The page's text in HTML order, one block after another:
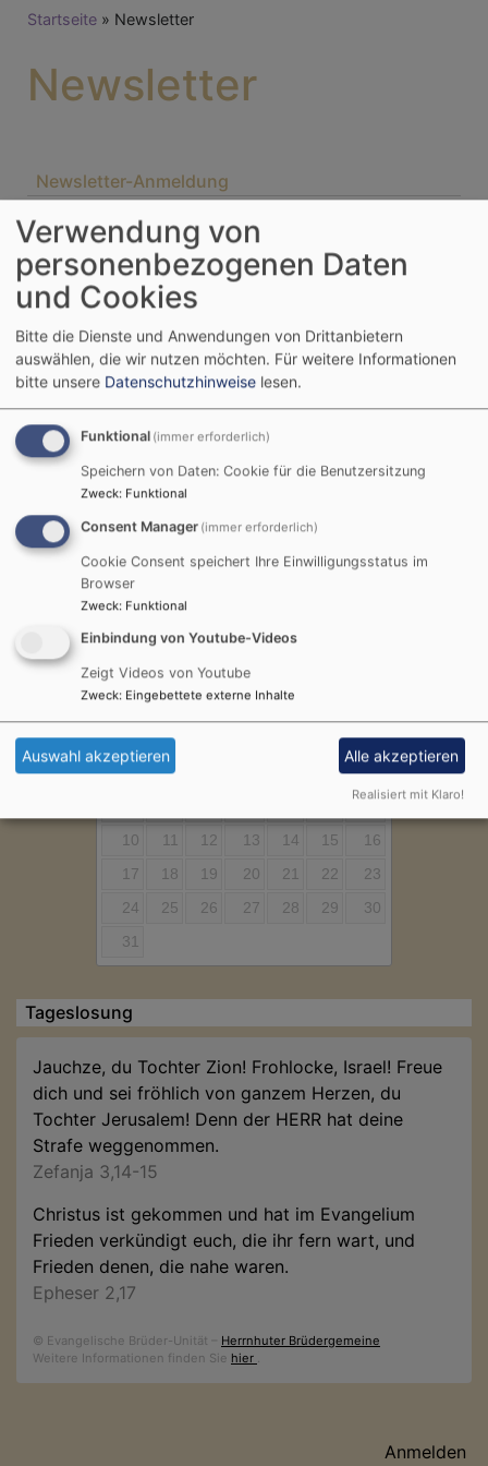
Breadcrumb
Startseite Newsletter
Newsletter
Newsletter-Anmeldung
Möchten Sie unseren Newsletter erhalten?
Ihre E-Mail* :
hier im Kalender
August 2026
1
2
10
11 12 13 14 15
16
17
18 19 20 21 22
23
24
25 26 27 28 29
30
31
Tageslosung
Jauchze, du Tochter Zion! Frohlocke, Israel! Freue
dich und sei fröhlich von ganzem Herzen, du
Tochter Jerusalem! Denn der HERR hat deine
Strafe weggenommen.
Zefanja 3,14-15
Christus ist gekommen und hat im Evangelium
Frieden verkündigt euch, die ihr fern wart, und
Frieden denen, die nahe waren.
Epheser 2,17
© Evangelische Brüder-Unität – Herrnhuter Brüdergemeine
Weitere Informationen finden Sie hier .
Anmelden
Verwendung von
personenbezogenen Daten
und Cookies
Bitte die Dienste und Anwendungen von Drittanbietern
auswählen, die wir nutzen möchten. Für weitere Informationen
bitte unsere Datenschutzhinweise lesen.
Funktional (immer erforderlich)
Speichern von Daten: Cookie für die Benutzersitzung
Zweck: Funktional
Consent Manager (immer erforderlich)
Cookie Consent speichert Ihre Einwilligungsstatus im
Browser
Zweck: Funktional
Einbindung von Youtube-Videos
Zeigt Videos von Youtube
Zweck: Eingebettete externe Inhalte
Auswahl akzeptieren Alle akzeptieren
Realisiert mit Klaro!